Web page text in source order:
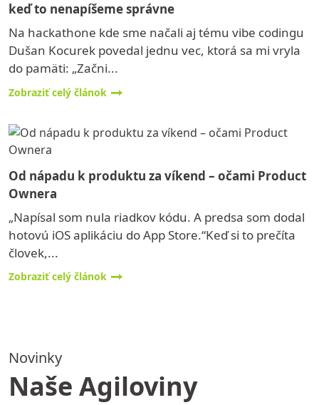
keď to nenapíšeme správne
Na hackathone kde sme načali aj tému vibe codingu
Dušan Kocurek povedal jednu vec, ktorá sa mi vryla
do pamäti: „Začni...
Zobraziť celý článok
Od nápadu k produktu za víkend – očami Product
Ownera
„Napísal som nula riadkov kódu. A predsa som dodal
hotovú iOS aplikáciu do App Store.“Keď si to prečíta
človek,...
Zobraziť celý článok
Novinky
Naše Agiloviny